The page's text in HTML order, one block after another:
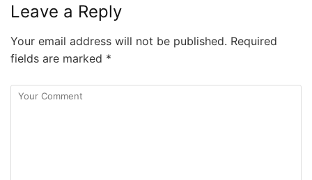
Leave a Reply
Your email address will not be published. Required
fields are marked *